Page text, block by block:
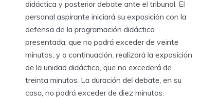
didáctica y posterior debate ante el tribunal. El
personal aspirante iniciará su exposición con la
defensa de la programación didáctica
presentada, que no podrá exceder de veinte
minutos, y a continuación, realizará la exposición
de la unidad didáctica, que no excederá de
treinta minutos. La duración del debate, en su
caso, no podrá exceder de diez minutos.